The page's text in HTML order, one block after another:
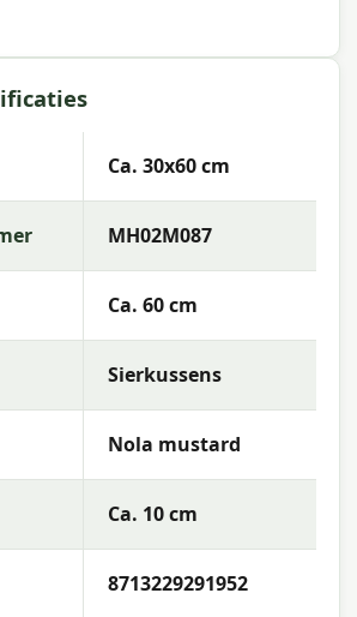
cm
Fiberfill
op lage temperatuur (als
Ca. 30x60 cm
MH02M087
Ca. 60 cm
Sierkussens
Nola mustard
Ca. 10 cm
8713229291952